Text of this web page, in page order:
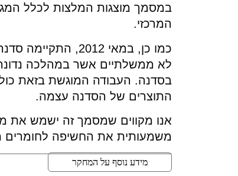
במסמך מוצגות המלצות לכלל
המרכזי.
כמו כן, במאי
לא ממשלתיים אשר במהלכה
בסדנה. העבודה המוגשת בזאת
התוצרים של הסדנה עצמה.
אנו מקווים שמסמך זה ישמש את
משמעותית את החשיפה לחומרים
מידע נוסף על המחקר